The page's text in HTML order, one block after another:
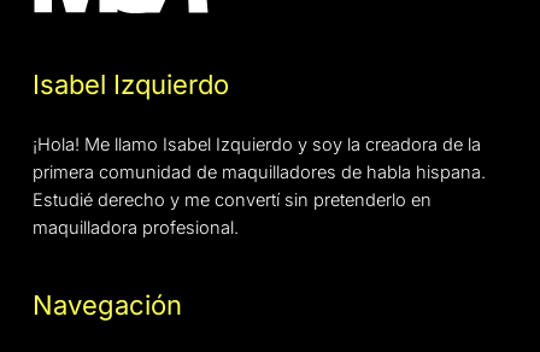
Isabel Izquierdo
¡Hola! Me llamo Isabel Izquierdo y soy la creadora de la
primera comunidad de maquilladores de habla hispana.
Estudié derecho y me convertí sin pretenderlo en
maquilladora profesional.
Navegación